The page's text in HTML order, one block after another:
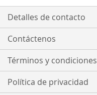
DE
DESEOS
Detalles de contacto
Contáctenos
Términos y condiciones
Política de privacidad